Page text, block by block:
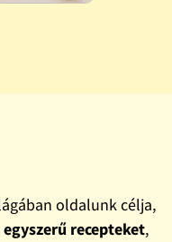
oldalunk célja,
egyszerű recepteket,